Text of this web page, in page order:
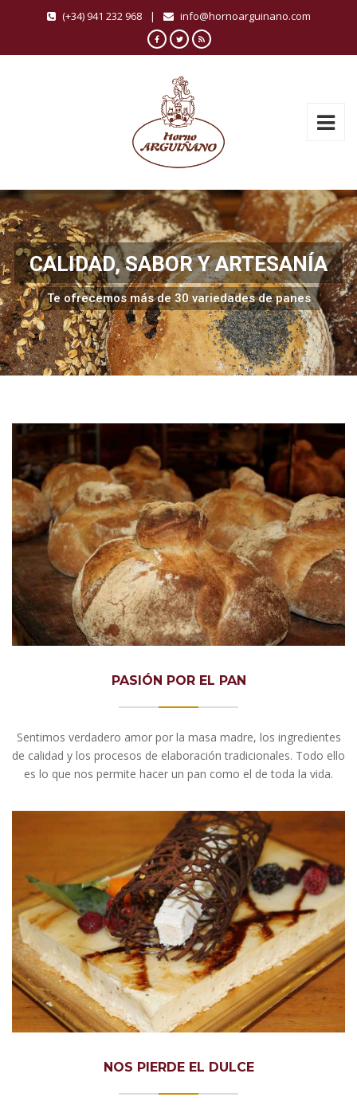
(+34) 941 232 968 | info@hornoarguinano.com
CALIDAD, SABOR Y ARTESANÍA
Te ofrecemos más de 30 variedades de panes
PASIÓN POR EL PAN
Sentimos verdadero amor por la masa madre, los ingredientes
de calidad y los procesos de elaboración tradicionales. Todo ello
es lo que nos permite hacer un pan como el de toda la vida.
NOS PIERDE EL DULCE